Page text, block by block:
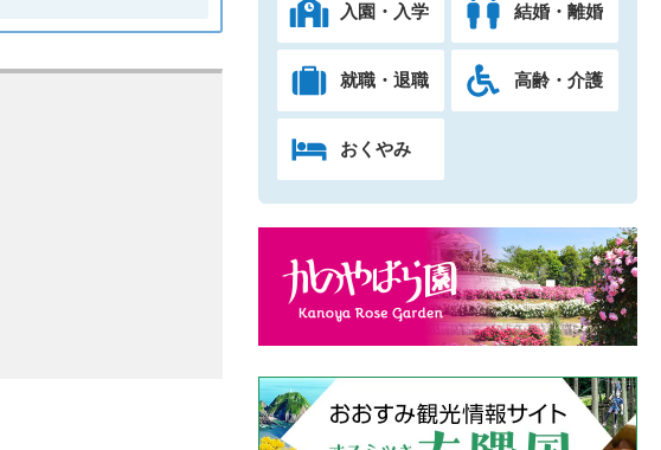
入園・入学 結婚・離婚
就職・退職 高齢・介護
おくやみ